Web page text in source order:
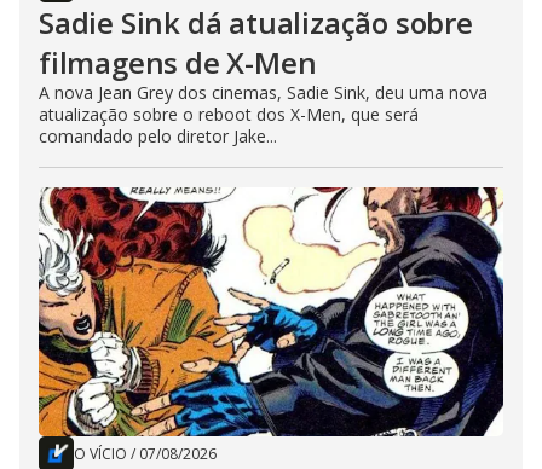
Sadie Sink dá atualização sobre
filmagens de X-Men
A nova Jean Grey dos cinemas, Sadie Sink, deu uma nova
atualização sobre o reboot dos X-Men, que será
comandado pelo diretor Jake...
O VÍCIO / 07/08/2026